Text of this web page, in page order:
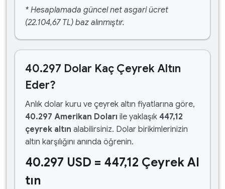
* Hesaplamada güncel net asgari ücret
(22.104,67 TL) baz alınmıştır.
40.297 Dolar Kaç Çeyrek Altın
Eder?
Anlık dolar kuru ve çeyrek altın fiyatlarına göre,
40.297 Amerikan Doları ile yaklaşık 447,12
çeyrek altın alabilirsiniz. Dolar birikimlerinizin
altın karşılığını anında öğrenin.
40.297 USD = 447,12 Çeyrek Al
tın